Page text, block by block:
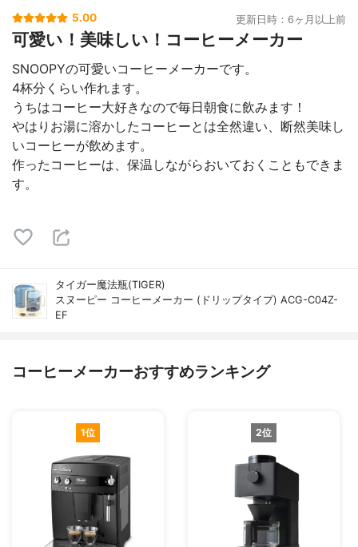
5.00 更新日時：6ヶ月以上前
可愛い！美味しい！コーヒーメーカー
SNOOPYの可愛いコーヒーメーカーです。
4杯分くらい作れます。
うちはコーヒー大好きなので毎日朝食に飲みます！
やはりお湯に溶かしたコーヒーとは全然違い、断然美味し
いコーヒーが飲めます。
作ったコーヒーは、保温しながらおいておくこともできま
す。
タイガー魔法瓶(TIGER)
スヌーピー コーヒーメーカー (ドリップタイプ) ACG-C04Z-
EF
コーヒーメーカーおすすめランキング
1位 2位